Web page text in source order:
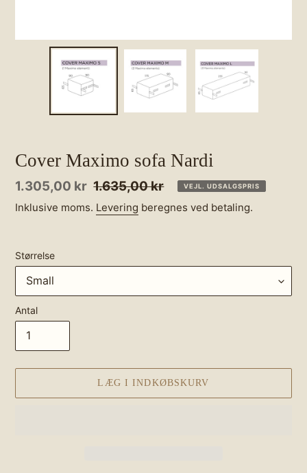
Cover Maximo sofa Nardi
Udsalgspris
1.305,00 kr Normalpris
1.635,00 kr VEJL. UDSALGSPRIS
Inklusive moms. Levering beregnes ved betaling.
Størrelse
Antal
LÆG I INDKØBSKURV